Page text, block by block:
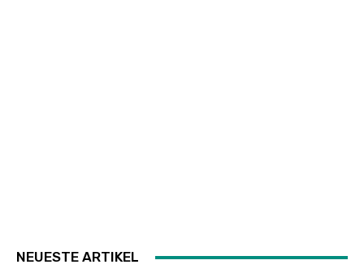
NEUESTE ARTIKEL